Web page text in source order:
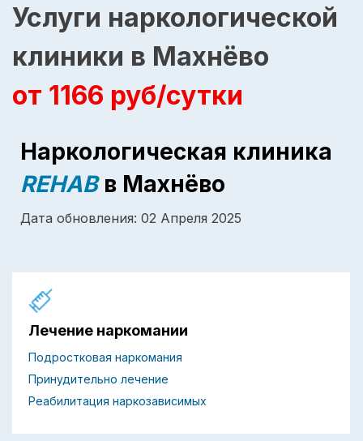
Услуги наркологической
клиники в Махнёво
от 1166 руб/сутки
Лечение наркомании
Подростковая наркомания
Принудительно лечение
Реабилитация наркозависимых
Наркологическая клиника
REHABв Махнёво
Дата обновления: 02 Апреля 2025